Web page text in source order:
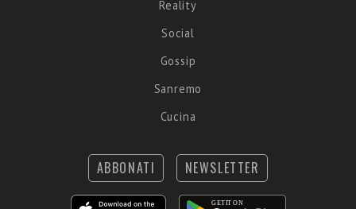
Reality
Social
Gossip
Sanremo
Cucina
ABBONATI NEWSLETTER